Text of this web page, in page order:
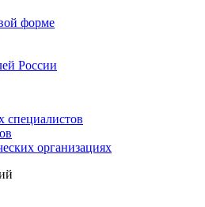
форме
России
специалистов
организациях